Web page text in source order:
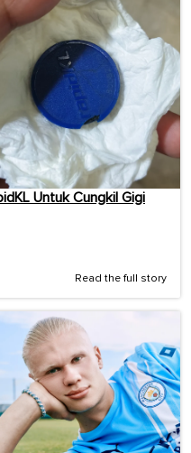
Untuk Cungkil Gigi
Read the full story